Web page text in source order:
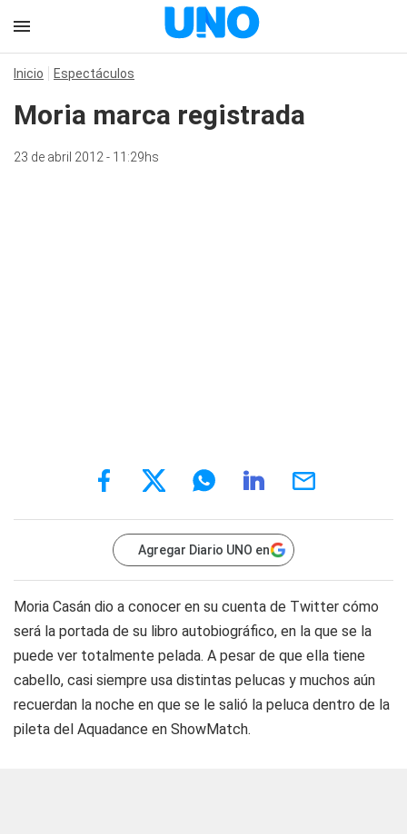
Inicio Espectáculos
Moria marca registrada
23 de abril 2012 - 11:29hs
Agregar Diario UNO en
Moria Casán dio a conocer en su cuenta de Twitter cómo
será la portada de su libro autobiográfico, en la que se la
puede ver totalmente pelada. A pesar de que ella tiene
cabello, casi siempre usa distintas pelucas y muchos aún
recuerdan la noche en que se le salió la peluca dentro de la
pileta del Aquadance en ShowMatch.